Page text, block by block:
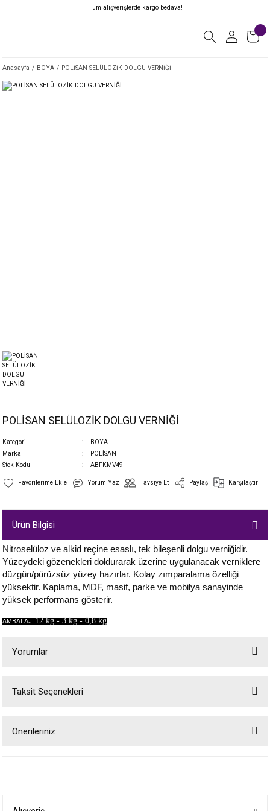
Tüm alışverişlerde kargo bedava!
Anasayfa BOYA POLİSAN SELÜLOZİK DOLGU VERNİĞİ
POLİSAN SELÜLOZİK DOLGU VERNİĞİ
Kategori
BOYA
Marka
POLİSAN
Stok Kodu
ABFKMV49
Yorum Yaz Tavsiye Et Paylaş Karşılaştır
Ürün Bilgisi
Nitroselüloz ve alkid reçine esaslı, tek bileşenli dolgu verniğidir.
Yüzeydeki gözenekleri doldurarak üzerine uygulanacak verniklere
düzgün/pürüzsüz yüzey hazırlar. Kolay zımparalama özelliği
yüksektir. Kaplama, MDF, masif, parke ve mobilya sanayinde
yüksek performans gösterir.
AMBALAJ: 12 kg - 3 kg - 0,8 kg
Yorumlar
Taksit Seçenekleri
Önerileriniz